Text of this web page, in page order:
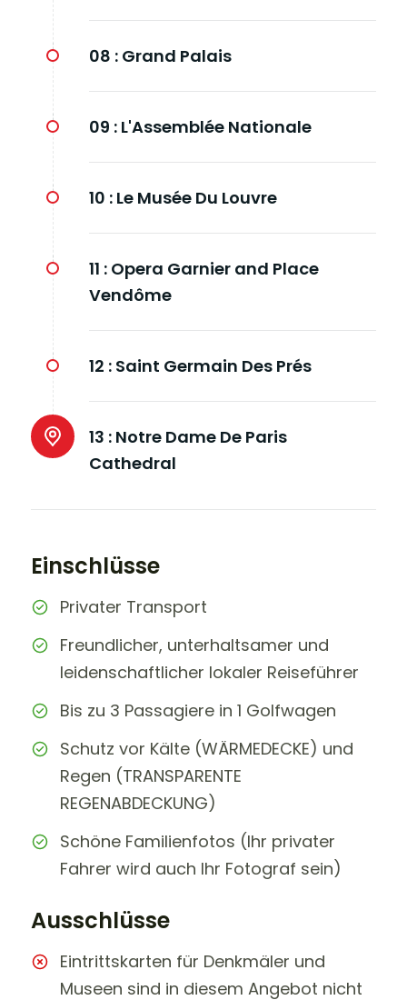
08 : Grand Palais
09 : L'Assemblée Nationale
10 : Le Musée Du Louvre
11 : Opera Garnier and Place
Vendôme
12 : Saint Germain Des Prés
13 : Notre Dame De Paris
Cathedral
Einschlüsse
Privater Transport
Freundlicher, unterhaltsamer und
leidenschaftlicher lokaler Reiseführer
Bis zu 3 Passagiere in 1 Golfwagen
Schutz vor Kälte (WÄRMEDECKE) und
Regen (TRANSPARENTE
REGENABDECKUNG)
Schöne Familienfotos (Ihr privater
Fahrer wird auch Ihr Fotograf sein)
Ausschlüsse
Eintrittskarten für Denkmäler und
Museen sind in diesem Angebot nicht